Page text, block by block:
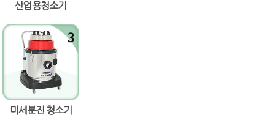
산업용청소기
미세분진 청소기